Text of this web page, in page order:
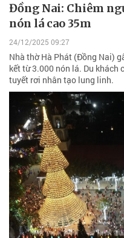
Đồng Nai: Chiêm
nón lá cao 35m
24/12/2025 09:27
Nhà thờ Hà Phát (Đồng Nai)
kết từ 3.000 nón lá. Du khách
tuyết rơi nhân tạo lung linh.